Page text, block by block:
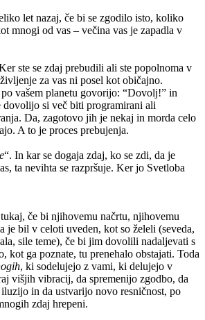
let nazaj, če bi se zgodilo isto, koliko
mnogi od vas – večina vas je zapadla v
ste se zdaj prebudili ali ste popolnoma v
za vas ni posel kot običajno.
vašem planetu govorijo: “Dovolj!” in
si več biti programirani ali
Da, zagotovo jih je nekaj in morda celo
A to je proces prebujenja.
“. In kar se dogaja zdaj, ko se zdi, da je
ta nevihta se razpršuje. Ker jo Svetloba
če bi njihovemu načrtu, njihovemu
je bil v celoti uveden, kot so želeli (seveda,
sile teme), če bi jim dovolili nadaljevati s
kot ga poznate, tu prenehalo obstajati. Toda
, ki sodelujejo z vami, ki delujejo v
višjih vibracij, da spremenijo zgodbo, da
in da ustvarijo novo resničnost, po
zdaj hrepeni.